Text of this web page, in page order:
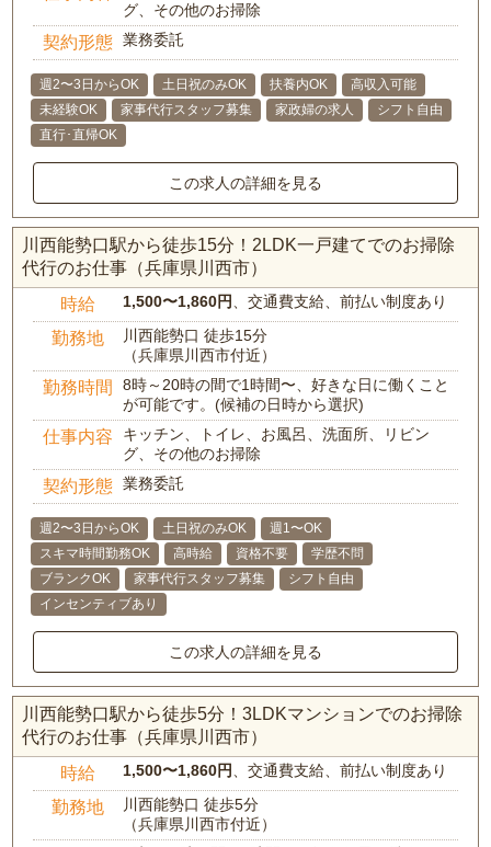
グ、その他のお掃除
契約形態 業務委託
週2〜3日からOK 土日祝のみOK 扶養内OK
高収入可能
未経験OK
家事代行スタッフ募集 家政婦の求人
シフト自由
直行･直帰OK
この求人の詳細を見る
川西能勢口駅から徒歩15分！2LDK一戸建てでのお掃除
代行のお仕事（兵庫県川西市）
時給 1,500〜1,860円、交通費支給、前払い制度あり
勤務地
川西能勢口 徒歩15分
（兵庫県川西市付近）
勤務時間
8時～20時の間で1時間〜、好きな日に働くこと
が可能です。(候補の日時から選択)
仕事内容
キッチン、トイレ、お風呂、洗面所、リビン
グ、その他のお掃除
契約形態 業務委託
週2〜3日からOK 土日祝のみOK
週1〜OK
スキマ時間勤務OK
高時給 資格不要
学歴不問
ブランクOK
家事代行スタッフ募集
シフト自由
インセンティブあり
この求人の詳細を見る
川西能勢口駅から徒歩5分！3LDKマンションでのお掃除
代行のお仕事（兵庫県川西市）
時給 1,500〜1,860円、交通費支給、前払い制度あり
勤務地
川西能勢口 徒歩5分
（兵庫県川西市付近）